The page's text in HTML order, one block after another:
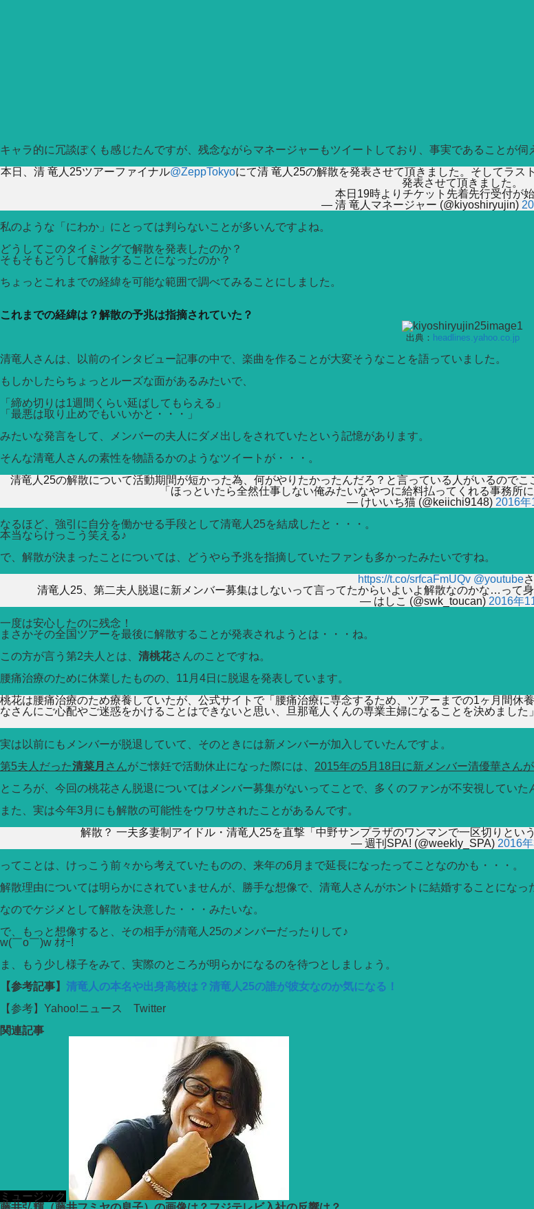
キャラ的に冗談ぽくも感じたんですが、残念ながらマネージャーもツイートしており、事実であることが伺
本日、清 竜人25ツアーファイナル@ZeppTokyoにて清 竜人25の解散を発表させて頂きました。そしてラ
発表させて頂きました。
本日19時よりチケット先着先行受付が始
— 清 竜人マネージャー (@kiyoshiryujin)
私のような「にわか」にとっては判らないことが多いんですよね。
どうしてこのタイミングで解散を発表したのか？
そもそもどうして解散することになったのか？
ちょっとこれまでの経緯を可能な範囲で調べてみることにしました。
これまでの経緯は？解散の予兆は指摘されていた？
出典： headlines.yahoo.co.jp
清竜人さんは、以前のインタビュー記事の中で、楽曲を作ることが大変そうなことを語っていました。
もしかしたらちょっとルーズな面があるみたいで、
「締め切りは1週間くらい延ばしてもらえる」
「最悪は取り止めでもいいかと・・・」
みたいな発言をして、メンバーの夫人にダメ出しをされていたという記憶があります。
そんな清竜人さんの素性を物語るかのようなツイートが・・・。
清竜人25の解散について活動期間が短かった為、何がやりたかったんだろ？と言っている人がいるので
「ほっといたら全然仕事しない俺みたいなやつに給料払ってくれる事務所
— けいいち猫 (@keiichi9148) 2016年
なるほど、強引に自分を働かせる手段として清竜人25を結成したと・・・。
本当ならけっこう笑える♪
で、解散が決まったことについては、どうやら予兆を指摘していたファンも多かったみたいですね。
https://t.co/srfcaFmUQv @youtube
清竜人25、第二夫人脱退に新メンバー募集はしないって言ってたからいよいよ解散なのかな…って
— はしこ (@swk_toucan) 2016年
一度は安心したのに残念！
まさかその全国ツアーを最後に解散することが発表されようとは・・・ね。
この方が言う第2夫人とは、 清桃花さんのことですね。
腰痛治療のために休業したものの、11月4日に脱退を発表しています。
桃花は腰痛治療のため療養していたが、公式サイトで「腰痛治療に専念するため、ツアーまでの1ヶ月間
なさんにご心配やご迷惑をかけることはできないと思い、旦那竜人くんの専業主婦になることを決めました
実は以前にもメンバーが脱退していて、そのときには新メンバーが加入していたんですよ。
第5夫人だった清菜月 さんがご懐妊で活動休止になった際には、 2015年の5月18日に新メンバー清優華さん
ところが、今回の桃花さん脱退についてはメンバー募集がないってことで、多くのファンが不安視していた
また、実は今年3月にも解散の可能性をウワサされたことがあるんです。
解散？ 一夫多妻制アイドル・清竜人25を直撃「中野サンプラザのワンマンで一区切りとい
— 週刊SPA! (@weekly_SPA) 2016
ってことは、けっこう前々から考えていたものの、来年の6月まで延長になったってことなのかも・・・。
解散理由については明らかにされていませんが、勝手な想像で、清竜人さんがホントに結婚することになっ
なのでケジメとして解散を決意した・・・みたいな。
で、もっと想像すると、その相手が清竜人25のメンバーだったりして♪
w(￣o￣)w ｵｵｰ!
ま、もう少し様子をみて、実際のところが明らかになるのを待つとしましょう。
【参考記事】 清竜人の本名や出身高校は？清竜人25の誰が彼女なのか気になる！
【参考】Yahoo!ニュース Twitter
関連記事
ミュージック